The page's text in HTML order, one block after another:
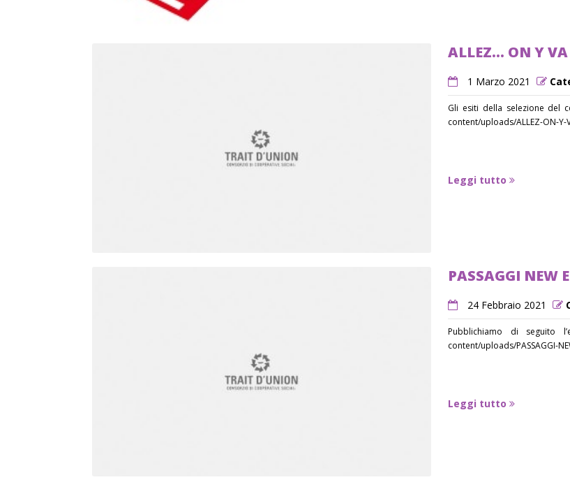
ALLEZ… ON Y VA
1 Marzo 2021
Gli esiti della selezione del
content/uploads/ALLEZ-ON-Y-
Leggi tutto
PASSAGGI NEW
24 Febbraio 2021
Pubblichiamo di seguito
content/uploads/PASSAGGI-
Leggi tutto